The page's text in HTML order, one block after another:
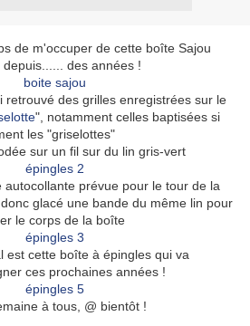
de m'occuper de cette boîte Sajou
depuis...... des années !
retrouvé des grilles enregistrées sur le
", notamment celles baptisées si
les "griselottes"
sur un fil sur du lin gris-vert
autocollante prévue pour le tour de la
glacé une bande du même lin pour
le corps de la boîte
est cette boîte à épingles qui va
ces prochaines années !
à tous, @ bientôt !